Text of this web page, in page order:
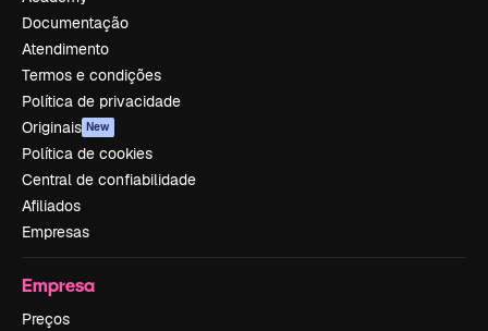
Documentação
Atendimento
Termos e condições
Política de privacidade
Originais New
Política de cookies
Central de confiabilidade
Afiliados
Empresas
Empresa
Preços